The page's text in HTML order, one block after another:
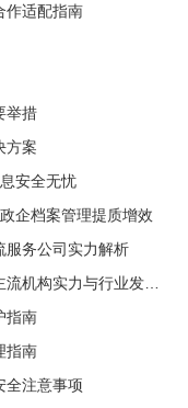
作适配指南
举措
方案
安全无忧
企档案管理提质增效
服务公司实力解析
构实力与行业发展解析
指南
指南
全注意事项